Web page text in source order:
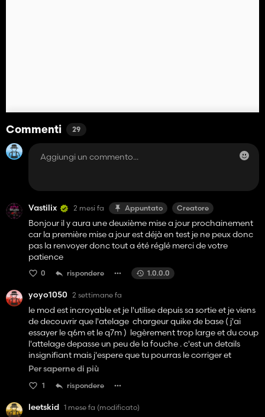
Commenti 29
Vastilix 2 mesi fa Appuntato Creatore
Bonjour il y aura une deuxième mise a jour prochainement
car la première mise a jour est déjà en test je ne peux donc
pas la renvoyer donc tout a été réglé merci de votre
patience
0 rispondere 1.0.0.0
yoyo1050 2 settimane fa
le mod est incroyable et je l'utilise depuis sa sortie et je viens
de decouvrir que l'atelage chargeur quike de base ( j'ai
essayer le q6m et le q7m ) legèrement trop large et du coup
l'attelage depasse un peu de la fouche . c'est un details
insignifiant mais j'espere que tu pourras le corriger et
d'autre par je ne trouve pas de chargeur mx asser gros pour
si vous avez des mod de chargeur mx bien ( avec les flexible
Per saperne di più
1 rispondere
leetskid 1 mese fa (modificato)